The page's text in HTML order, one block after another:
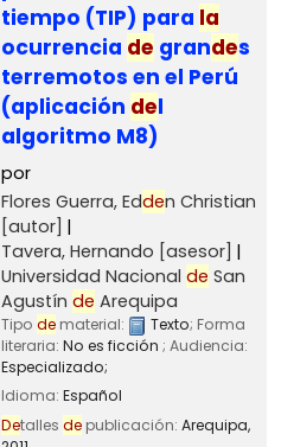
tiempo (TIP) para la
ocurrencia de grandes
terremotos en el Perú
(aplicación del
algoritmo M8)
por
Flores Guerra, Edden Christian
[autor]
Tavera, Hernando [asesor]
Universidad Nacional de San
Agustín de Arequipa
Tipo dematerial: Texto; Forma
literaria: No es ficción ; Audiencia:
Especializado;
Idioma: Español
Detalles depublicación: Arequipa,